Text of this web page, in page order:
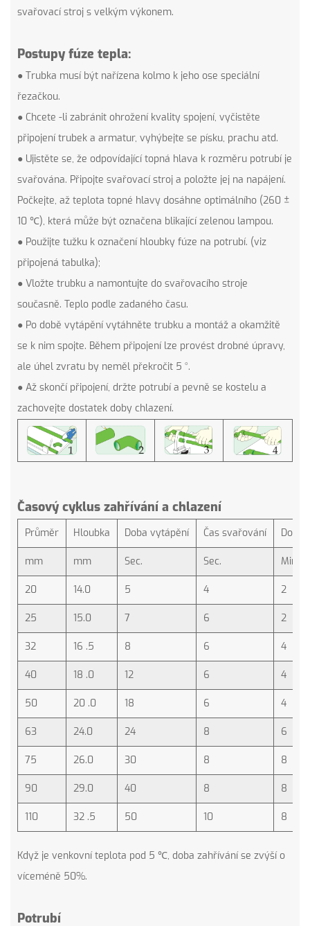
svařovací stroj s velkým výkonem.
Postupy fúze tepla:
● Trubka musí být nařízena kolmo k jeho ose speciální
řezačkou.
● Chcete -li zabránit ohrožení kvality spojení, vyčistěte
připojení trubek a armatur, vyhýbejte se písku, prachu atd.
● Ujistěte se, že odpovídající topná hlava k rozměru potrubí je
svařována. Připojte svařovací stroj a položte jej na napájení.
Počkejte, až teplota topné hlavy dosáhne optimálního (260 ±
10 ℃), která může být označena blikající zelenou lampou.
● Použijte tužku k označení hloubky fúze na potrubí. (viz
připojená tabulka);
● Vložte trubku a namontujte do svařovacího stroje
současně. Teplo podle zadaného času.
● Po době vytápění vytáhněte trubku a montáž a okamžitě
se k nim spojte. Během připojení lze provést drobné úpravy,
ale úhel zvratu by neměl překročit 5 °.
● Až skončí připojení, držte potrubí a pevně se kostelu a
zachovejte dostatek doby chlazení.
Časový cyklus zahřívání a chlazení
Průměr Hloubka Doba vytápění Čas svařování Doba
mm mm Sec. Sec. Min.
20 14.0 5 4 2
25 15.0 7 6 2
32 16 .5 8 6 4
40 18 .0 12 6 4
50 20 .0 18 6 4
63 24.0 24 8 6
75 26.0 30 8 8
90 29.0 40 8 8
110 32 .5 50 10 8
Když je venkovní teplota pod 5 ℃, doba zahřívání se zvýší o
víceméně 50%.
Potrubí